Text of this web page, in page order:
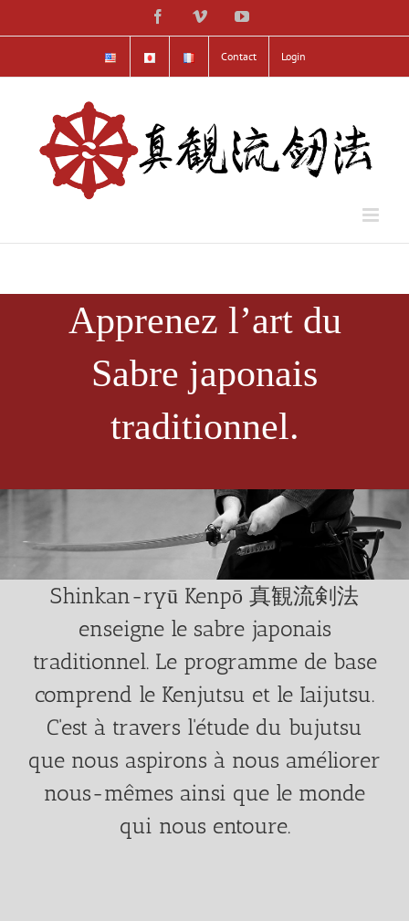
to
FacebookVimeo YouTube
Contact Login
Apprenez l’art du
Sabre japonais
traditionnel.
Shinkan-ryū Kenpō 真観流剣法
enseigne le sabre japonais
traditionnel. Le programme de base
comprend le Kenjutsu et le Iaijutsu.
C'est à travers l'étude du bujutsu
que nous aspirons à nous améliorer
nous-mêmes ainsi que le monde
qui nous entoure.